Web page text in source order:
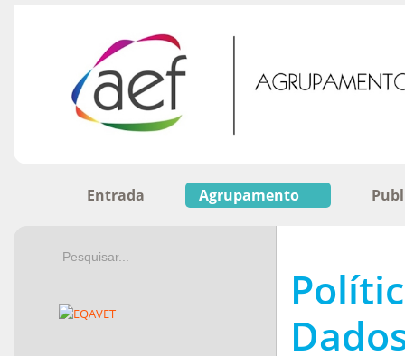
Entrada Agrupamento